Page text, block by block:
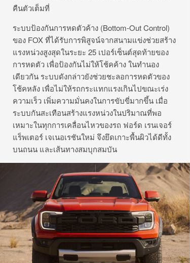
คืนตัวเต็มที่
ระบบป้องกันการหดตัวค้าง (Bottom-Out Control)
ของ FOX ที่ได้รับการพิสูจน์จากสนามแข่งช่วยสร้าง
แรงหน่วงสูงสุดในระยะ 25 เปอร์เซ็นต์สุดท้ายของ
การหดตัว เพื่อป้องกันไม่ให้โช้คค้าง ในทำนอง
เดียวกัน ระบบดังกล่าวยังช่วยชะลอการหดตัวของ
โช้คหลัง เพื่อไม่ให้รถกระแทกแรงเกินไปขณะเร่ง
ความเร็ว เพิ่มความมั่นคงในการขับขี่มากขึ้น เมื่อ
ระบบกันสะเทือนสร้างแรงหน่วงในปริมาณที่พอ
เหมาะในทุกการเคลื่อนไหวของรถ ฟอร์ด เรนเจอร์
แร็พเตอร์ เจเนอเรชันใหม่ จึงยึดเกาะพื้นผิวได้ดีทั้ง
บนถนน และเส้นทางสมบุกสมบัน